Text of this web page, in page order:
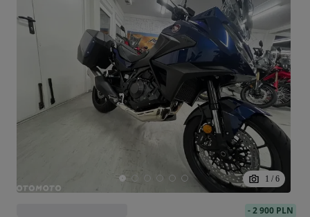
1 / 6
-2 900 PLN